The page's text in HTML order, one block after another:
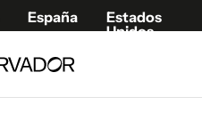
España
Estados
Unidos